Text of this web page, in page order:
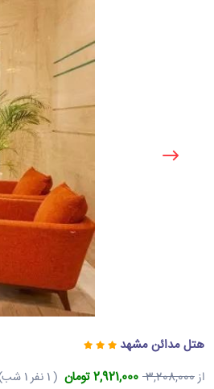
هتل مدائن مشهد
از3,208,000 2,921,000 تومان ( 1 نفر 1 شب)